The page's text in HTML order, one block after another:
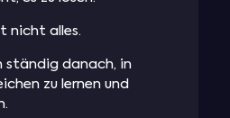
nicht alles.
ständig danach, in
zu lernen und